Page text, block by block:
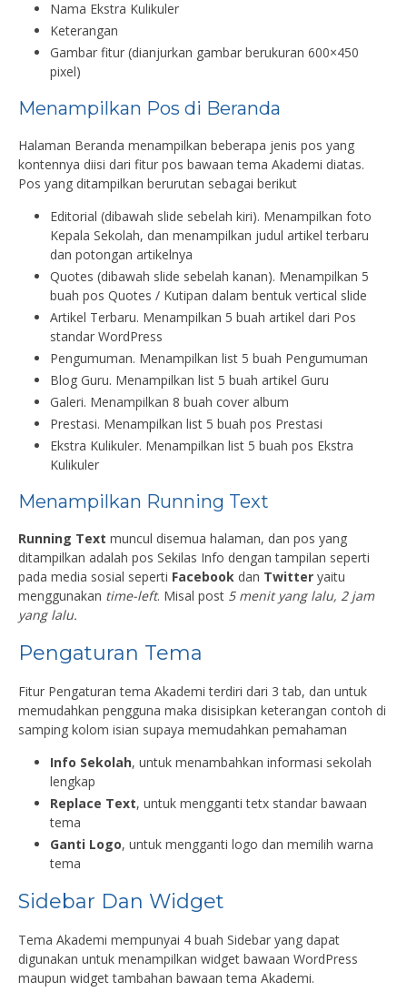
Nama Ekstra Kulikuler
Keterangan
Gambar fitur (dianjurkan gambar berukuran 600×450
pixel)
Menampilkan Pos di Beranda
Halaman Beranda menampilkan beberapa jenis pos yang
kontennya diisi dari fitur pos bawaan tema Akademi diatas.
Pos yang ditampilkan berurutan sebagai berikut
Editorial (dibawah slide sebelah kiri). Menampilkan foto
Kepala Sekolah, dan menampilkan judul artikel terbaru
dan potongan artikelnya
Quotes (dibawah slide sebelah kanan). Menampilkan 5
buah pos Quotes / Kutipan dalam bentuk vertical slide
Artikel Terbaru. Menampilkan 5 buah artikel dari Pos
standar WordPress
Pengumuman. Menampilkan list 5 buah Pengumuman
Blog Guru. Menampilkan list 5 buah artikel Guru
Galeri. Menampilkan 8 buah cover album
Prestasi. Menampilkan list 5 buah pos Prestasi
Ekstra Kulikuler. Menampilkan list 5 buah pos Ekstra
Kulikuler
Menampilkan Running Text
Running Text muncul disemua halaman, dan pos yang
ditampilkan adalah pos Sekilas Info dengan tampilan seperti
pada media sosial seperti Facebook dan Twitter yaitu
menggunakan time-left. Misal post 5 menit yang lalu, 2 jam
yang lalu.
Pengaturan Tema
Fitur Pengaturan tema Akademi terdiri dari 3 tab, dan untuk
memudahkan pengguna maka disisipkan keterangan contoh di
samping kolom isian supaya memudahkan pemahaman
Info Sekolah, untuk menambahkan informasi sekolah
lengkap
Replace Text, untuk mengganti tetx standar bawaan
tema
Ganti Logo, untuk mengganti logo dan memilih warna
tema
Sidebar Dan Widget
Tema Akademi mempunyai 4 buah Sidebar yang dapat
digunakan untuk menampilkan widget bawaan WordPress
maupun widget tambahan bawaan tema Akademi.